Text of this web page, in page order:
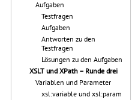
Aufgaben
Testfragen
Aufgaben
Antworten zu den
Testfragen
Lösungen zu den Aufgaben
XSLT und XPath – Runde drei
Variablen und Parameter
xsl:variable und xsl:param